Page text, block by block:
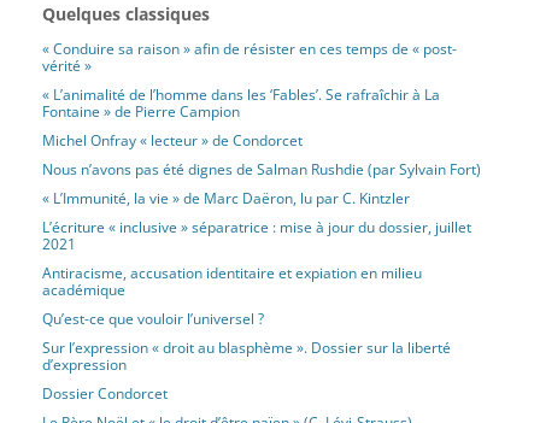
Quelques classiques
« Conduire sa raison » afin de résister en ces temps de « post-
vérité »
« L’animalité de l’homme dans les ‘Fables’. Se rafraîchir à La
Fontaine » de Pierre Campion
Michel Onfray « lecteur » de Condorcet
Nous n’avons pas été dignes de Salman Rushdie (par Sylvain Fort)
« L’Immunité, la vie » de Marc Daëron, lu par C. Kintzler
L’écriture « inclusive » séparatrice : mise à jour du dossier, juillet
2021
Antiracisme, accusation identitaire et expiation en milieu
académique
Qu’est-ce que vouloir l’universel ?
Sur l’expression « droit au blasphème ». Dossier sur la liberté
d’expression
Dossier Condorcet